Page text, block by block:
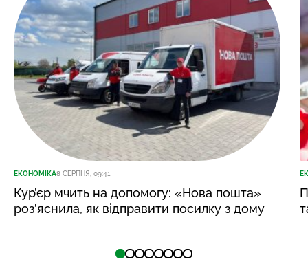
ЕКОНОМІКА8 СЕРПНЯ, 09:41
Кур’єр мчить на допомогу: «Нова пошта»
роз’яснила, як відправити посилку з дому